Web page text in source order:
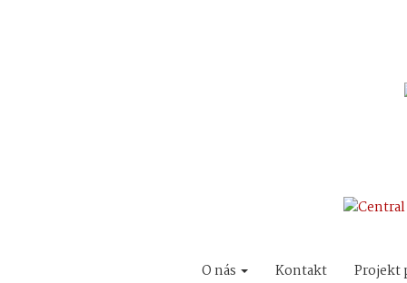
O nás Kontakt Projekt